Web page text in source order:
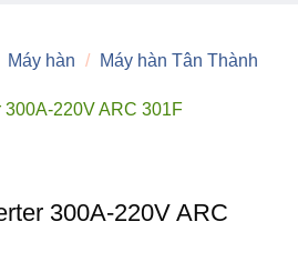
Máy hàn / Máy hàn Tân Thành
300A-220V ARC